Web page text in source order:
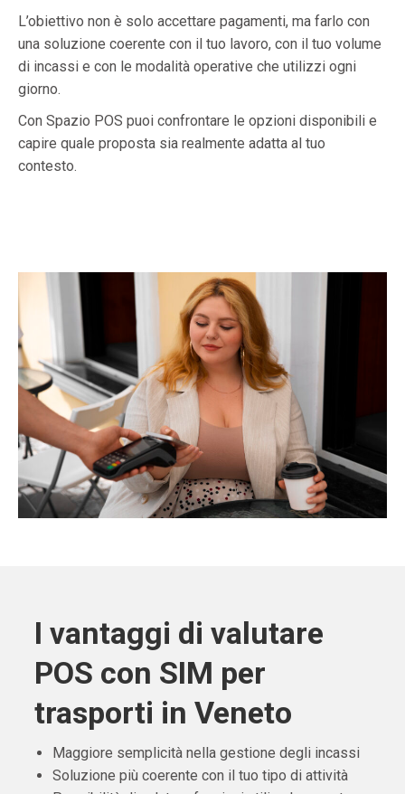
L’obiettivo non è solo accettare pagamenti, ma farlo con
una soluzione coerente con il tuo lavoro, con il tuo volume
di incassi e con le modalità operative che utilizzi ogni
giorno.
Con Spazio POS puoi confrontare le opzioni disponibili e
capire quale proposta sia realmente adatta al tuo
contesto.
I vantaggi di valutare
POS con SIM per
trasporti in Veneto
Maggiore semplicità nella gestione degli incassi
Soluzione più coerente con il tuo tipo di attività